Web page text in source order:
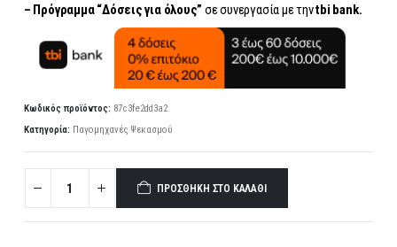
– Πρόγραμμα “Δόσεις για όλους” σε συνεργασία με τηνtbi bank.
Κωδικός προϊόντος: 87c3fe2dd3a2
Κατηγορία: Παγομηχανές Ψεκασμού
ΠΡΟΣΘΉΚΗ ΣΤΟ ΚΑΛΆΘΙ